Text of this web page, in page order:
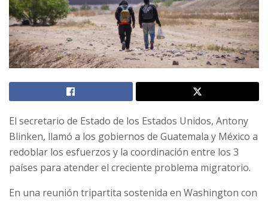
El secretario de Estado de los Estados Unidos, Antony
Blinken, llamó a los gobiernos de Guatemala y México a
redoblar los esfuerzos y la coordinación entre los 3
países para atender el creciente problema migratorio.
En una reunión tripartita sostenida en Washington con